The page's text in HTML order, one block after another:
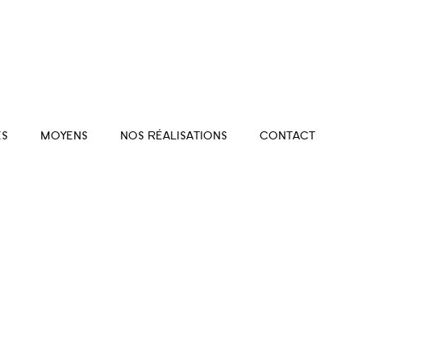
MOYENS NOS RÉALISATIONS CONTACT